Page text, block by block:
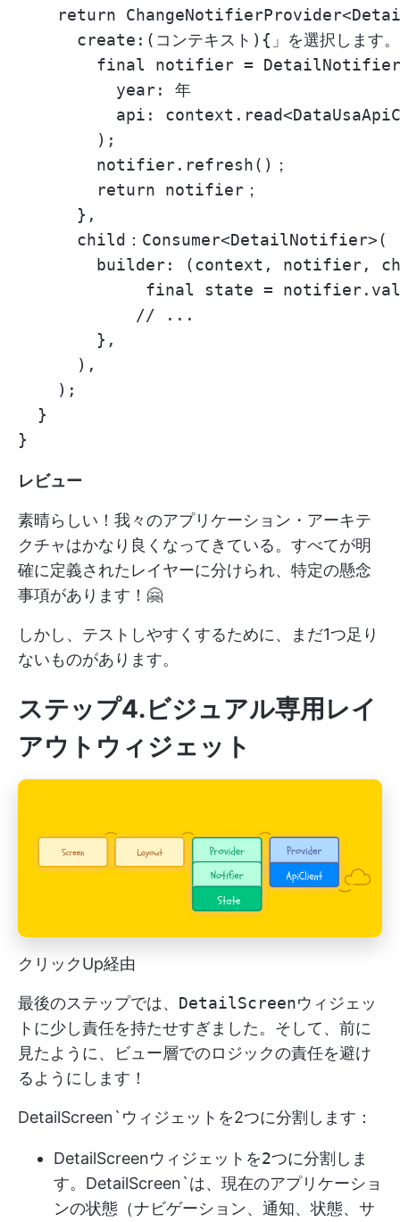
return
      create:(コンテキスト){」を選択します。
final notifier =
          year: 年
api:
        );
        notifier.refresh()；
        return notifier；
      },
      child：Consumer<DetailNotifier>(
builder: (context, notifier,
final state =
            // ...
        },
      ),
    );
  }
レビュー
素晴らしい！我々のアプリケーション・アーキテ
クチャはかなり良くなってきている。すべてが明
確に定義されたレイヤーに分けられ、特定の懸念
事項があります！🤗
しかし、テストしやすくするために、まだ1つ足り
ないものがあります。
ステップ4.ビジュアル専用レイ
アウトウィジェット
クリックUp経由
最後のステップでは、 DetailScreenウィジェッ
トに少し責任を持たせすぎました。そして、前に
見たように、ビュー層でのロジックの責任を避け
るようにします！
DetailScreen`ウィジェットを2つに分割します：
DetailScreenウィジェットを2つに分割しま
す。 DetailScreen`は、現在のアプリケーショ
ンの状態（ナビゲーション、通知、状態、サ